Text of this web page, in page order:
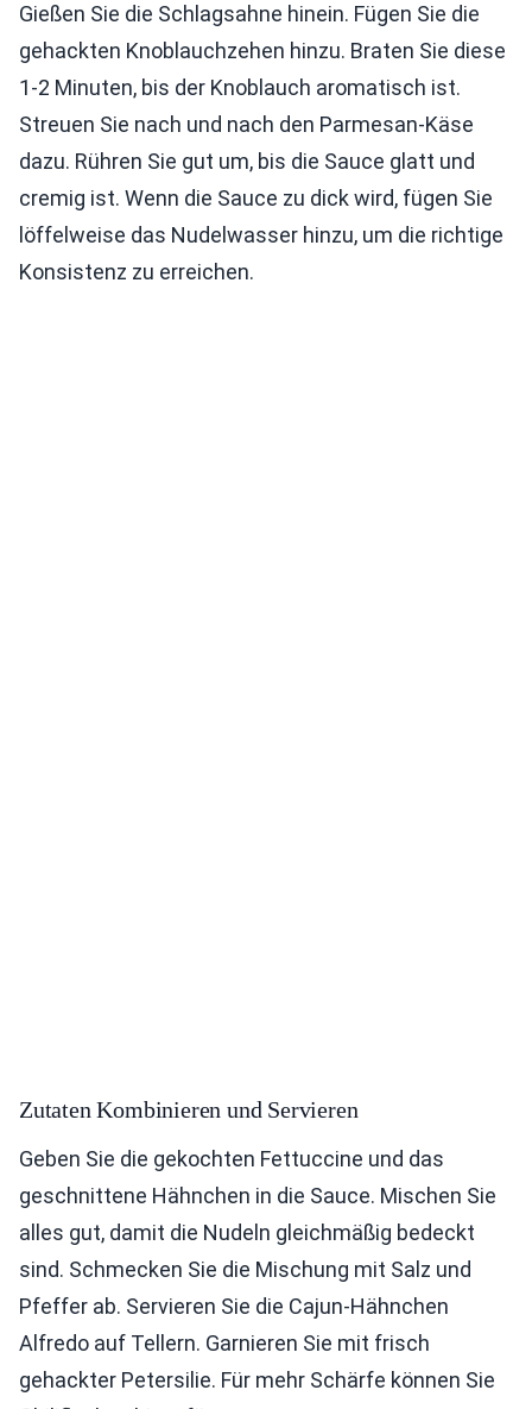
Gießen Sie die Schlagsahne hinein. Fügen Sie die
gehackten Knoblauchzehen hinzu. Braten Sie diese
1-2 Minuten, bis der Knoblauch aromatisch ist.
Streuen Sie nach und nach den Parmesan-Käse
dazu. Rühren Sie gut um, bis die Sauce glatt und
cremig ist. Wenn die Sauce zu dick wird, fügen Sie
löffelweise das Nudelwasser hinzu, um die richtige
Konsistenz zu erreichen.
Zutaten Kombinieren und Servieren
Geben Sie die gekochten Fettuccine und das
geschnittene Hähnchen in die Sauce. Mischen Sie
alles gut, damit die Nudeln gleichmäßig bedeckt
sind. Schmecken Sie die Mischung mit Salz und
Pfeffer ab. Servieren Sie die Cajun-Hähnchen
Alfredo auf Tellern. Garnieren Sie mit frisch
gehackter Petersilie. Für mehr Schärfe können Sie